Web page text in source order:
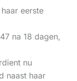
eerste
na 18 dagen,
nu
naast haar